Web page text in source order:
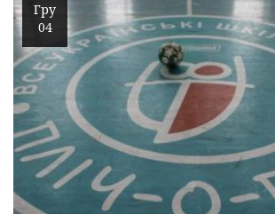
Гру
04